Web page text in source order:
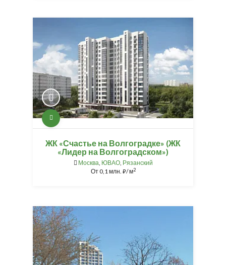
ЖК «Счастье на Волгоградке» (ЖК
«Лидер на Волгоградском»)
Москва, ЮВАО, Рязанский
От0,1 млн. ⃏/ м2